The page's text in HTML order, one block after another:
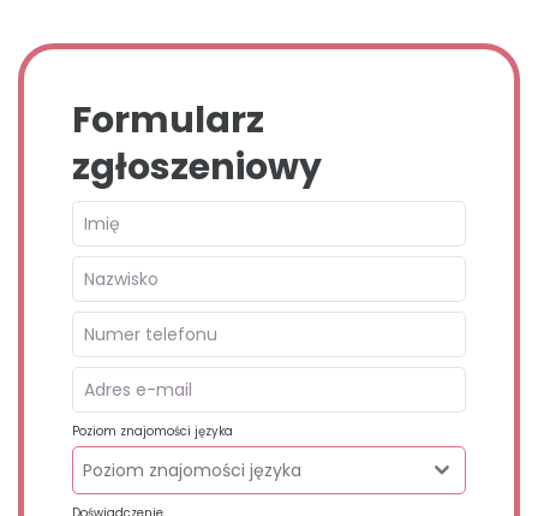
Formularz
zgłoszeniowy
Poziom znajomości języka
Poziom znajomości języka
Doświadczenie